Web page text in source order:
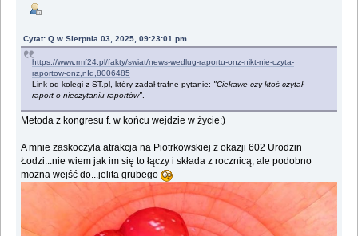
Cytat: Q w Sierpnia 03, 2025, 09:23:01 pm
https://www.rmf24.pl/fakty/swiat/news-wedlug-raportu-onz-nikt-nie-czyta-
raportow-onz,nId,8006485
Link od kolegi z ST.pl, który zadał trafne pytanie: "Ciekawe czy ktoś czytał
raport o nieczytaniu raportów".
Metoda z kongresu f. w końcu wejdzie w życie;)
A mnie zaskoczyła atrakcja na Piotrkowskiej z okazji 602 Urodzin
Łodzi...nie wiem jak im się to łączy i składa z rocznicą, ale podobno
można wejść do...jelita grubego